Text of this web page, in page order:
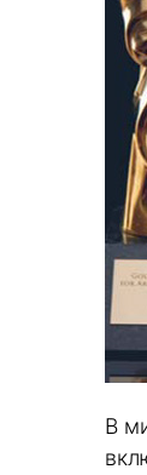
В